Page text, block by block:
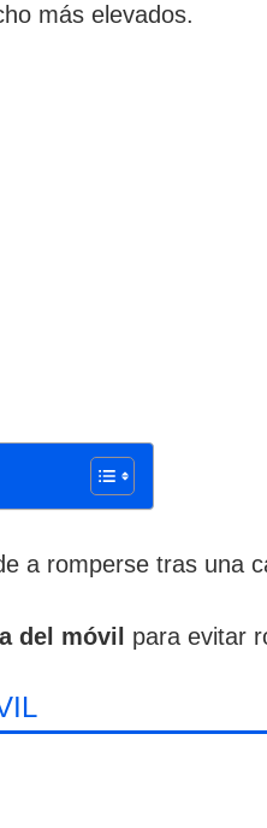
más elevados.
a romperse tras una
del móvil para evitar